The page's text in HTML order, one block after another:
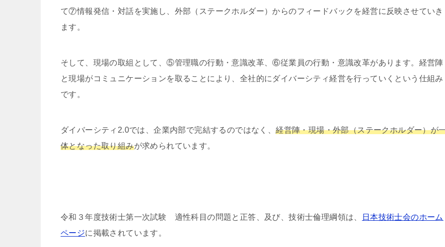
て⑦情報発信・対話を実施し、外部（ステークホルダー）からのフィードバックを経営に反映させていき
ます。
そして、現場の取組として、⑤管理職の行動・意識改革、⑥従業員の行動・意識改革があります。経営陣
と現場がコミュニケーションを取ることにより、全社的にダイバーシティ経営を行っていくという仕組み
です。
ダイバーシティ 2.0では、企業内部で完結するのではなく、経営陣・現場・外部（ステークホルダー）が
体となった取り組みが求められています。
令和３年度技術士第一次試験 適性科目の問題と正答、及び、技術士倫理綱領は、
日本技術士会のホーム
ページに掲載されています。